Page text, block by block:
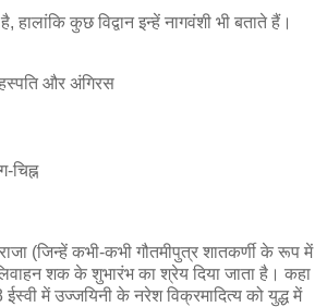
हालांकि कुछ विद्वान इन्हें नागवंशी भी बताते हैं।
और अंगिरस
चिह्न
(जिन्हें कभी-कभी गौतमीपुत्र शातकर्णी के रूप में
शक के शुभारंभ का श्रेय दिया जाता है। कहा
ईस्वी में उज्जयिनी के नरेश विक्रमादित्य को युद्ध में